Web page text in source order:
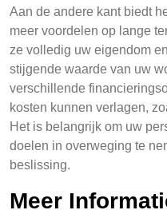
Aan de andere kant biedt
meer voordelen op lange
ze volledig uw eigendom
stijgende waarde van uw
verschillende
kosten kunnen verlagen,
Het is belangrijk om uw
doelen in overweging te
beslissing.
Meer